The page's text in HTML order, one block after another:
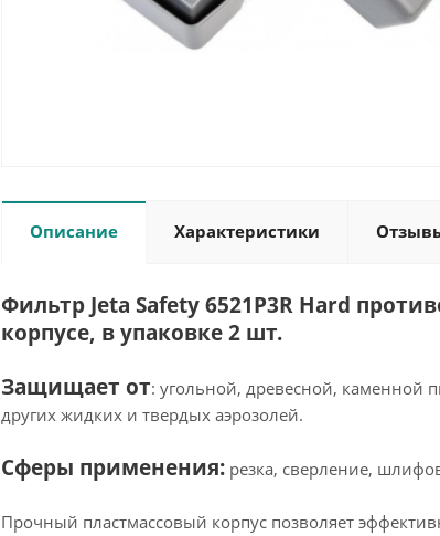
Описание Характеристики
Фильтр Jeta Safety 6521P3R Hard
корпусе, в упаковке 2 шт.
Защищает от: угольной, древесной, каменной
других жидких и твердых аэрозолей.
Сферы применения: резка, сверление,
Прочный пластмассовый корпус позволяет